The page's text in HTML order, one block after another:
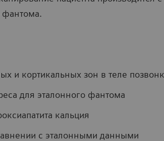
фантома.
и кортикальных зон в теле
для эталонного фантома
кальция
с эталонными данными